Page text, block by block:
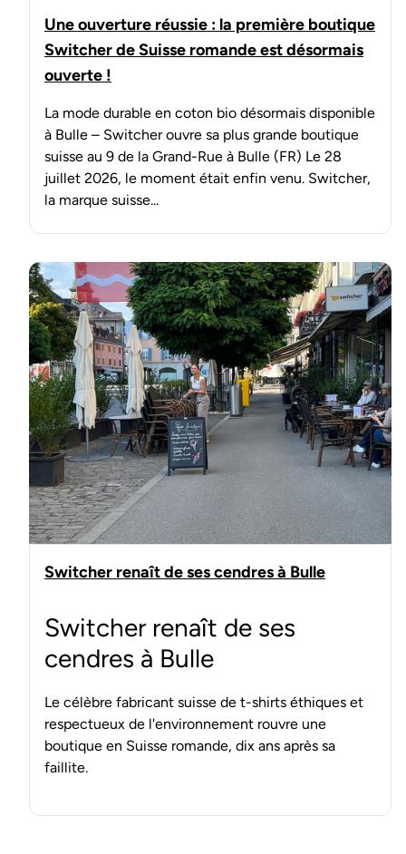
Une ouverture réussie : la première boutique
Switcher de Suisse romande est désormais
ouverte !
La mode durable en coton bio désormais disponible
à Bulle – Switcher ouvre sa plus grande boutique
suisse au 9 de la Grand-Rue à Bulle (FR) Le 28
juillet 2026, le moment était enfin venu. Switcher,
la marque suisse...
Switcher renaît de ses cendres à Bulle
Switcher renaît de ses
cendres à Bulle
Le célèbre fabricant suisse de t-shirts éthiques et
respectueux de l'environnement rouvre une
boutique en Suisse romande, dix ans après sa
faillite.